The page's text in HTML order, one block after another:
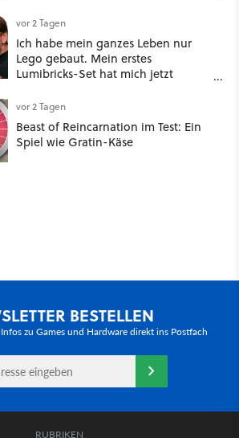
vor 2 Tagen
Ich habe mein ganzes Leben nur
Lego gebaut. Mein erstes
Lumibricks-Set hat mich jetzt
Stack im Test
vor 2 Tagen
Beast of Reincarnation im Test: Ein
Spiel wie Gratin-Käse
BESTELLEN
zu Games und Hardware direkt ins Postfach
RUBRIKEN